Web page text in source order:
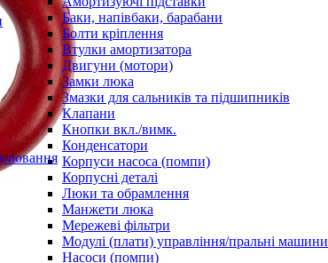
Баки, напівбаки, барабани
Болти кріплення
Втулки амортизатора
Двигуни (мотори)
Замки люка
Змазки для сальників та підшипників
Клапани
Кнопки вкл./вимк.
Конденсатори
Корпуси насоса (помпи)
Корпусні деталі
Люки та обрамлення
Манжети люка
Мережеві фільтри
Модулі (плати) управління/пральні машини
Насоси (помпи)